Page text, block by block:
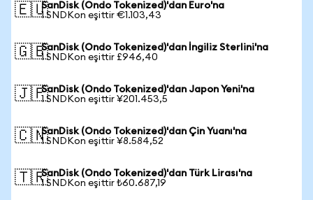
🇪🇺SanDisk (Ondo Tokenized)'dan Euro'na
1 SNDKon eşittir €1.103,43
🇬🇧SanDisk (Ondo Tokenized)'dan İngiliz Sterlini'na
1 SNDKon eşittir £946,40
🇯🇵SanDisk (Ondo Tokenized)'dan Japon Yeni'na
1 SNDKon eşittir ¥201.453,5
🇨🇳SanDisk (Ondo Tokenized)'dan Çin Yuanı'na
1 SNDKon eşittir ¥8.584,52
🇹🇷SanDisk (Ondo Tokenized)'dan Türk Lirası'na
1 SNDKon eşittir ₺60.687,19